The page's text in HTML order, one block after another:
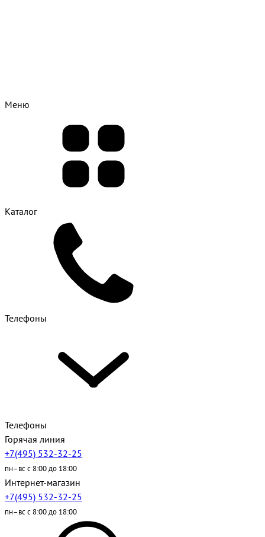
Меню
Каталог
Телефоны
Телефоны
Горячая линия
+7(495) 532-32-25
пн–вс с 8:00 до 18:00
Интернет-магазин
+7(495) 532-32-25
пн–вс с 8:00 до 18:00